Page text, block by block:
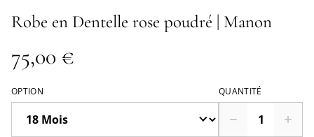
Robe en Dentelle rose poudré | Manon
75,00 €
OPTION QUANTITÉ